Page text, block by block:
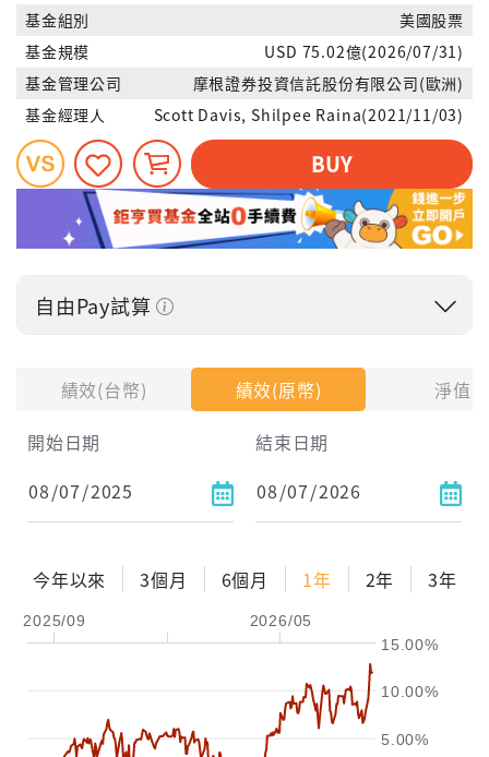
績效(台幣) 績效(原幣)
淨值
開始日期
結束日期
今年以來 3個月 6個月 1年 2年 3年
2025/09 2026/05
5.00%
10.00%
15.00%
基金組別
美國股票
基金規模
USD 75.02億(2026/07/31)
基金管理公司
摩根證券投資信託股份有限公司(歐洲)
基金經理人
Scott Davis, Shilpee Raina(2021/11/03)
BUY
自由Pay試算
每月Pay出方式
依金額
依比例
0% 年化自由Pay率
1年